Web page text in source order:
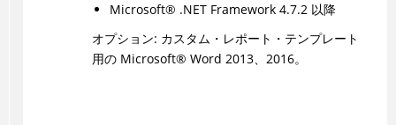
Microsoft® .NET Framework 4.7.2 以降
オプション: カスタム・レポート・テンプレート
用の Microsoft® Word 2013、2016。